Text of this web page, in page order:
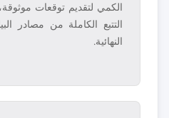
الكمي لتقديم توقعات
التتبع الكاملة من مصادر
النهائية.